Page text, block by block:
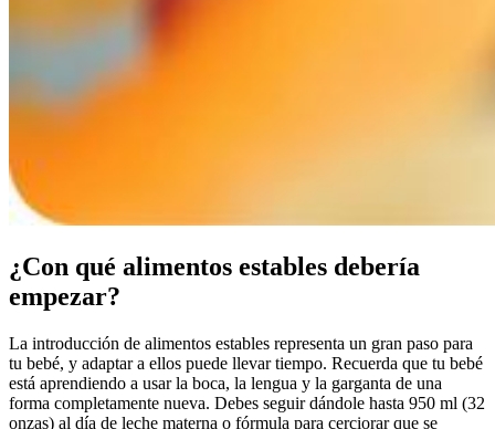
¿Con qué alimentos estables debería
empezar?
La introducción de alimentos estables representa un gran paso para
tu bebé, y adaptar a ellos puede llevar tiempo. Recuerda que tu bebé
está aprendiendo a usar la boca, la lengua y la garganta de una
forma completamente nueva. Debes seguir dándole hasta 950 ml (32
onzas) al día de leche materna o fórmula para cerciorar que se